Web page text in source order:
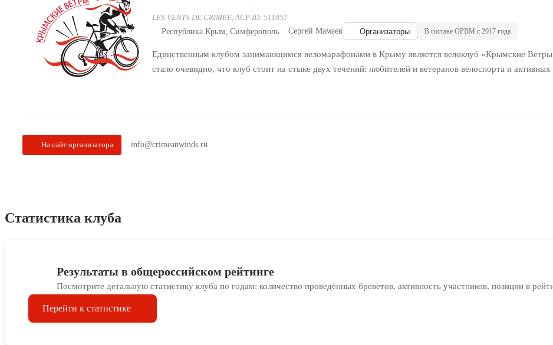
LES VENTS DE CRIMEE,ACP ID: 511057
Республика Крым, Симферополь
Сергей Мамаев Организаторы В составе ОРВМ с 2017 года
Единственным клубом занимающимся веломарафонами в Крыму является велоклуб «Крымские
стало очевидно, что клуб стоит на стыке двух течений: любителей и ветеранов велоспорта и активных
На сайт организатора info@crimeanwinds.ru
Статистика клуба
Результаты в общероссийском рейтинге
Посмотрите детальную статистику клуба по годам: количество проведённых бреветов, активность участников, позиции в
Перейти к статистике